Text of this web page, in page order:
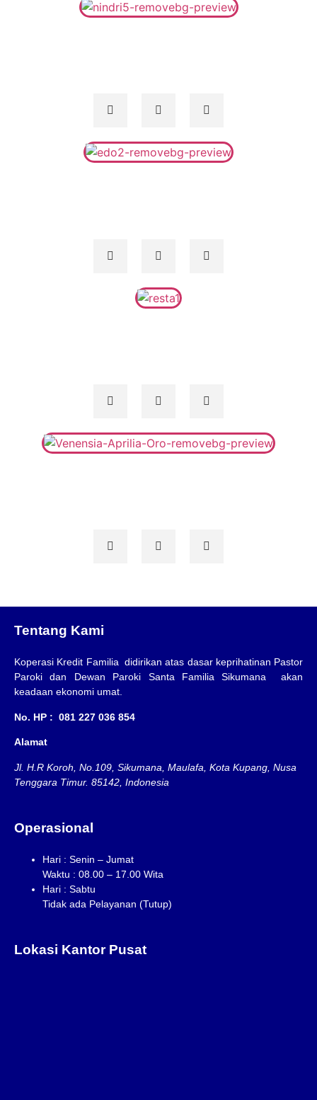
Tentang Kami
Koperasi Kredit Familia didirikan atas dasar keprihatinan Pastor
Paroki dan Dewan Paroki Santa Familia Sikumana akan
keadaan ekonomi umat.
No. HP : 081 227 036 854
Alamat
Jl. H.R Koroh, No.109, Sikumana, Maulafa, Kota Kupang, Nusa
Tenggara Timur. 85142, Indonesia
Operasional
Hari : Senin – Jumat
Waktu : 08.00 – 17.00 Wita
Hari : Sabtu
Tidak ada Pelayanan (Tutup)
Lokasi Kantor Pusat